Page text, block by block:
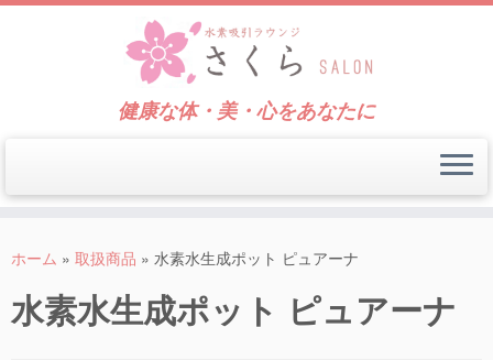
ン
ン
ツ
健康な体・美・心をあなたに
ホーム » 取扱商品 » 水素水生成ポット ピュアーナ
水素水生成ポット ピュアーナ